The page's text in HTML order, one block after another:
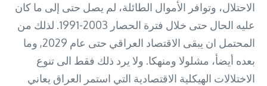
الاحتلال، وتوافر الأموال الطائلة، لم يصل حتى إلى ما كان
عليه الحال حتى خلال فترة الحصار 2003-1991. لذلك من
المحتمل ان يبقى الاقتصاد العراقي حتى عام 2029, وما
بعده أيضأ، مشلولا ومنهكا. ولا يرد ذلك فقط الى تنوع
الاختلالات الهيكلية الاقتصادية التي استمر العراق يعاني